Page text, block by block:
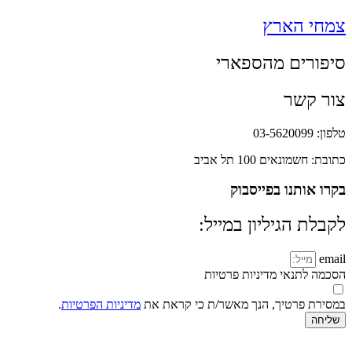
צמחי הארץ
סיפורים מהספארי
צור קשר
טלפון: 03-5620099
כתובת: חשמונאים 100 תל אביב
בקרו אותנו בפייסבוק
לקבלת הגיליון במייל:
email
הסכמה לתנאי מדיניות פרטיות
במסירת פרטיך, הנך מאשר/ת כי קראת את מדיניות הפרטיות.
שליחה